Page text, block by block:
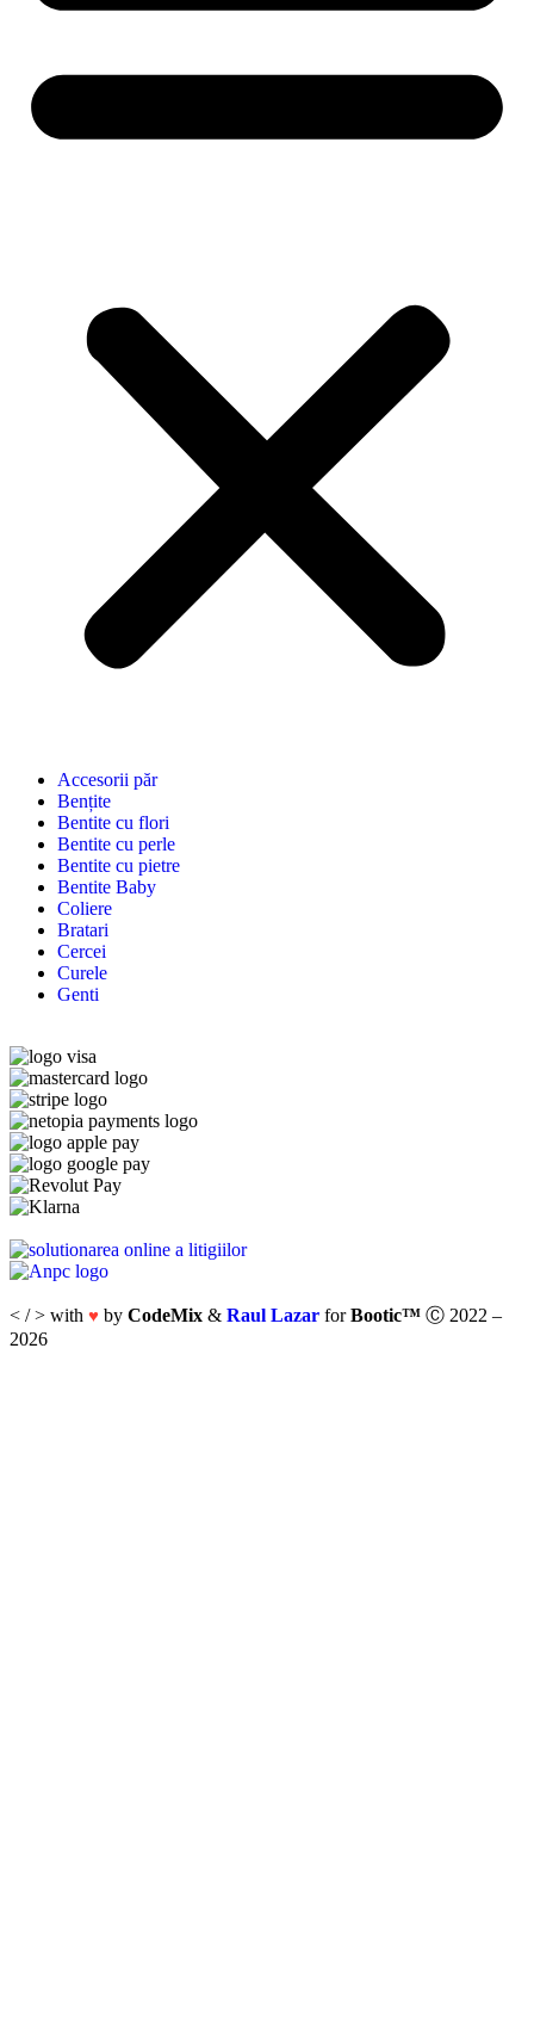
Accesorii păr
Bențite
Bentite cu flori
Bentite cu perle
Bentite cu pietre
Bentite Baby
Coliere
Bratari
Cercei
Curele
Genti
< / > with ♥ by CodeMix & Raul Lazar forBootic™ Ⓒ 2022 –
2026